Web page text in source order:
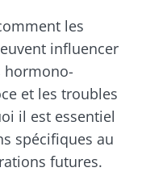
les
influencer
hormono-
et les troubles
il est essentiel
spécifiques au
futures.
Cancer
et si les
bactéries de
la tumeur
permettaient
de prédire
l'évolution
Lire l'article